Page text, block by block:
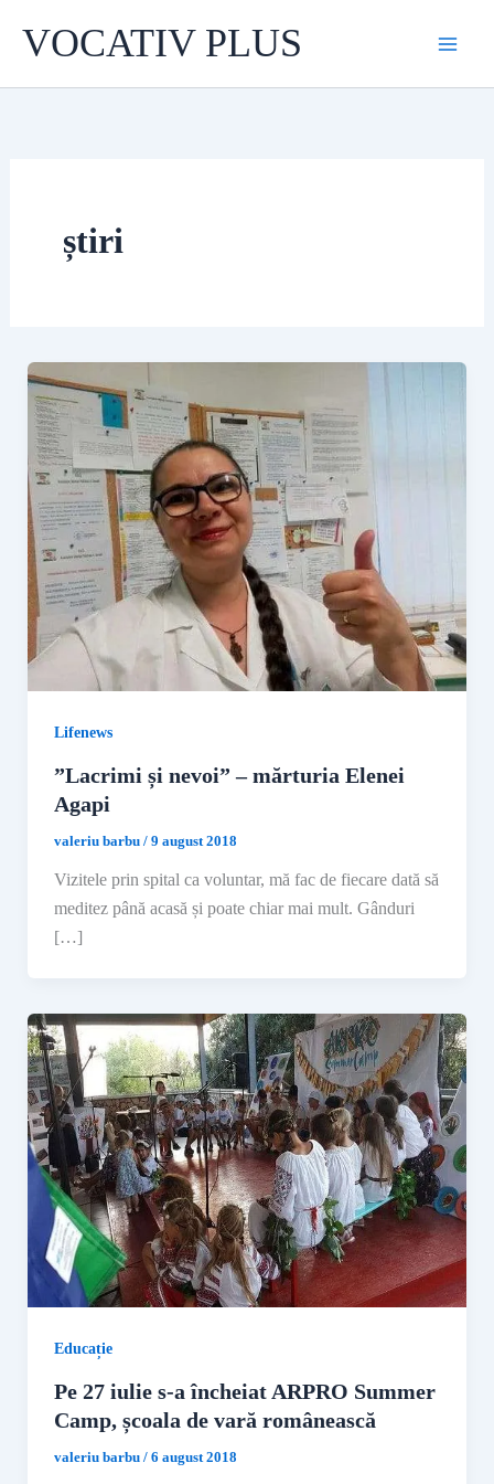
VOCATIV PLUS
știri
Lifenews
”Lacrimi și nevoi” – mărturia Elenei
Agapi
valeriu barbu / 9 august 2018
Vizitele prin spital ca voluntar, mă fac de fiecare dată să
meditez până acasă și poate chiar mai mult. Gânduri
[…]
Educație
Pe 27 iulie s-a încheiat ARPRO Summer
Camp, școala de vară românească
valeriu barbu / 6 august 2018